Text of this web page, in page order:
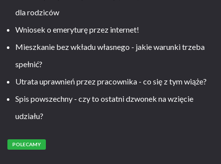
dla rodziców
Wniosek o emeryturę przez internet!
Mieszkanie bez wkładu własnego - jakie warunki trzeba
spełnić?
Utrata uprawnień przez pracownika - co się z tym wiąże?
Spis powszechny - czy to ostatni dzwonek na wzięcie
udziału?
POLECAMY